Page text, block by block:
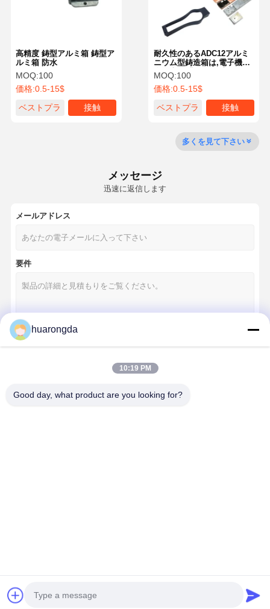
ビデオ
工場 ツアー 品質管理 ニュース
アルミニウムダイキャスティング
ダイカスト製エンクロージャ
迅速なプロトタイピング
金属表面処理
耐久性のあるADC12アルミ
ニウム型鋳造箱は,電子機器,
自動車,工業用,CNC加工,ア
ノジス,粉末コーティングに
使用できます.
MOQ:100
価格:0.5-15$
ベストプラ
接触
高精度 鋳型アルミ箱 鋳型ア
ルミ箱 防水
MOQ:100
価格:0.5-15$
ベストプラ
接触
多くを見て下さい
メッセージ
迅速に返信します
メールアドレス
要件
Shenzhen Rishenglong Co., Ltd.. All Rights Reserved.
huarongda
10:19 PM
Good day, what product are you looking for?